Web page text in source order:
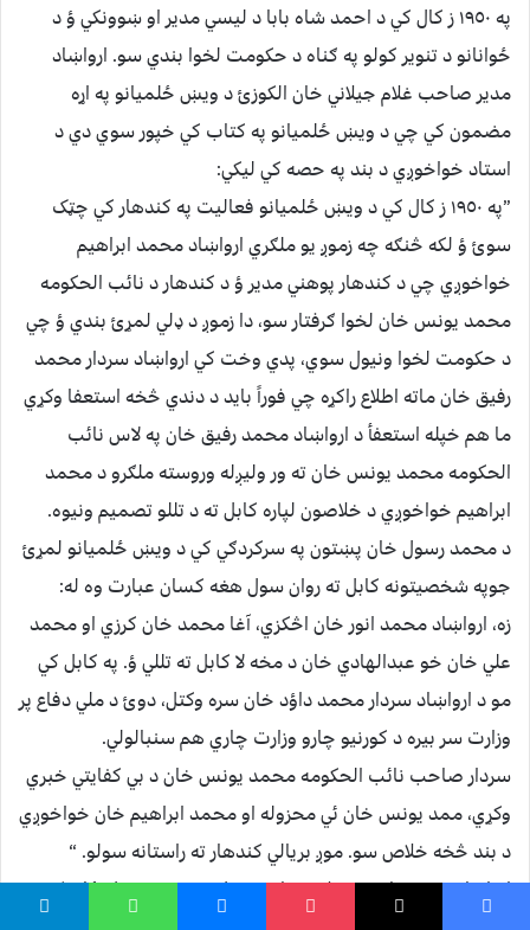
په ١٩٥٠ ز کال کي د احمد شاه بابا د ليسي مدير او ښوونکي ؤ د
ځوانانو د تنوير کولو په ګناه د حکومت لخوا بندي سو. ارواښاد
مدير صاحب غلام جيلاني خان الکوزئ د ويښ ځلميانو په اړه
مضمون کي چي د ويښ ځلميانو په کتاب کي خپور سوي دي د
استاد خواخوږي د بند په حصه کي ليکي:
”په ١٩٥٠ ز کال کي د ويښ ځلميانو فعاليت په کندهار کي چټک
سوئ ؤ لکه څنګه چه زموږ يو ملګري ارواښاد محمد ابراهيم
خواخوږي چي د کندهار پوهني مدير ؤ د کندهار د نائب الحکومه
محمد يونس خان لخوا ګرفتار سو، دا زموږ د ډلي لمړئ بندي ؤ چي
د حکومت لخوا ونيول سوي، پدي وخت کي ارواښاد سردار محمد
رفيق خان ماته اطلاع راکړه چي فوراً بايد د دندي څخه استعفا وکړي
ما هم خپله استعفأ د ارواښاد محمد رفيق خان په لاس نائب
الحکومه محمد يونس خان ته ور وليږله وروسته ملګرو د محمد
ابراهيم خواخوږي د خلاصون لپاره کابل ته د تللو تصميم ونيوه.
د محمد رسول خان پښتون په سرکردګي کي د ويښ ځلميانو لمړئ
جوپه شخصيتونه کابل ته روان سول هغه کسان عبارت وه له:
زه، ارواښاد محمد انور خان اڅکزي، آغا محمد خان کرزي او محمد
علي خان خو عبدالهادي خان د مخه لا کابل ته تللي ؤ. په کابل کي
مو د ارواښاد سردار محمد داؤد خان سره وکتل، دوئ د ملي دفاع پر
وزارت سر بيره د کورنيو چارو وزارت چاري هم سنبالولي.
سردار صاحب نائب الحکومه محمد يونس خان د بي کفايتي خبري
وکړي، ممد يونس خان ئي محزوله او محمد ابراهيم خان خواخوږي
د بند څخه خلاص سو. موږ بريالي کندهار ته راستانه سولو. “
ارواښاد مدير صاحب جيلاني خان د خپل مصمون په بل ځاي کي